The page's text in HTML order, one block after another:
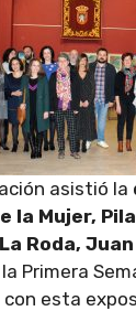
asistió la
la Mujer,
Roda,
Primera
con esta